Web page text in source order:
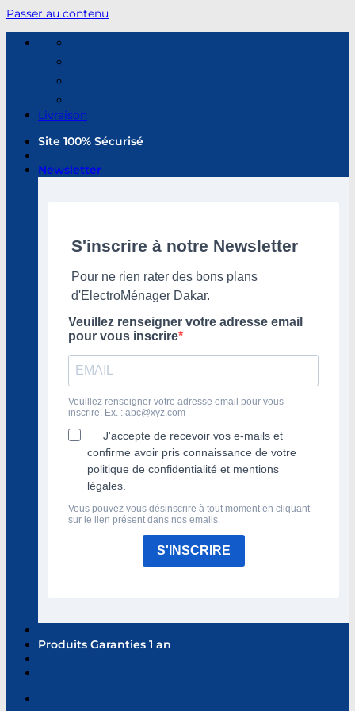
Passer au contenu
Livraison
Site 100% Sécurisé
Newsletter
S'inscrire à notre Newsletter
Pour ne rien rater des bons plans
d'ElectroMénager Dakar.
Veuillez renseigner votre adresse email
pour vous inscrire
Veuillez renseigner votre adresse email pour vous
inscrire. Ex. : abc@xyz.com
J'accepte de recevoir vos e-mails et
confirme avoir pris connaissance de votre
politique de confidentialité et mentions
légales.
Vous pouvez vous désinscrire à tout moment en cliquant
sur le lien présent dans nos emails.
S'INSCRIRE
Produits Garanties 1 an